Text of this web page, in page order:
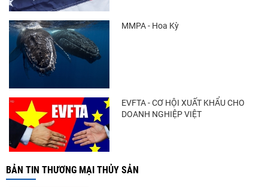
MMPA - Hoa Kỳ
EVFTA - CƠ HỘI XUẤT KHẨU CHO
DOANH NGHIỆP VIỆT
BẢN TIN THƯƠNG MẠI THỦY SẢN